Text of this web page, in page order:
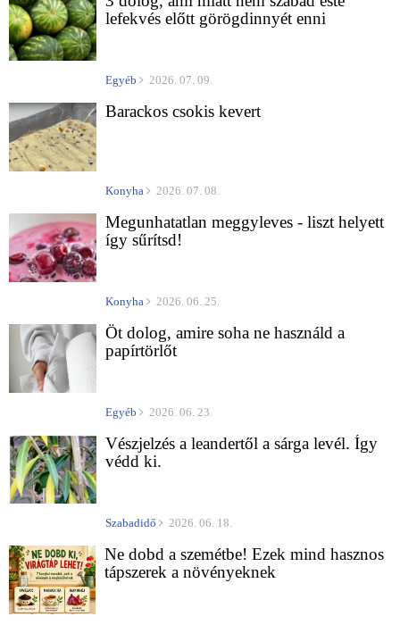
lefekvés előtt görögdinnyét enni
Egyéb 2026. 07. 09.
Barackos csokis kevert
Konyha 2026. 07. 08.
Megunhatatlan meggyleves - liszt helyett
így sűrítsd!
Konyha 2026. 06. 25.
Öt dolog, amire soha ne használd a
papírtörlőt
Egyéb 2026. 06. 23.
Vészjelzés a leandertől a sárga levél. Így
védd ki.
Szabadidő 2026. 06. 18.
Ne dobd a szemétbe! Ezek mind hasznos
tápszerek a növényeknek